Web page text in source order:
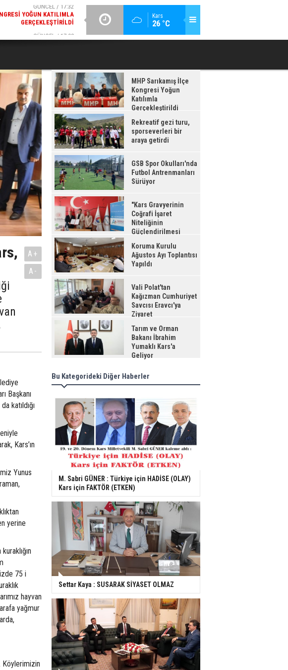
Kars
26 °C
GÜNCEL / 17:08
BIR ARAYA GETIRDI
GSB SPOR OKULLARI'NDA FUTBOL ANTRENMANLARI SÜRÜYOR
A+
A-
Başkanı
katıldığı
Kars’ın
Yunus
yerine
75 i
hayvan
yağmur
Köylerimizin
MHP Sarıkamış İlçe
Kongresi Yoğun
Katılımla
Gerçekleştirildi
Rekreatif gezi turu,
sporseverleri bir
araya getirdi
GSB Spor Okulları'nda
Futbol Antrenmanları
Sürüyor
"Kars Gravyerinin
Coğrafi İşaret
Niteliğinin
Güçlendirilmesi
Projesi"
Koruma Kurulu
Ağustos Ayı Toplantısı
Yapıldı
Vali Polat'tan
Kağızman Cumhuriyet
Savcısı Eravcı'ya
Ziyaret
Tarım ve Orman
Bakanı İbrahim
Yumaklı Kars'a
Geliyor
Bu Kategorideki Diğer Haberler
M. Sabri GÜNER : Türkiye için HADİSE (OLAY)
Kars için FAKTÖR (ETKEN)
Settar Kaya : SUSARAK SİYASET OLMAZ